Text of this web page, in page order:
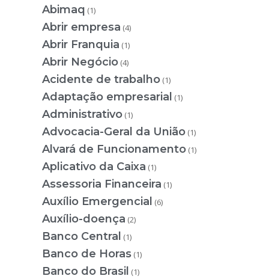
Abimaq (1)
Abrir empresa (4)
Abrir Franquia (1)
Abrir Negócio (4)
Acidente de trabalho (1)
Adaptação empresarial (1)
Administrativo (1)
Advocacia-Geral da União (1)
Alvará de Funcionamento (1)
Aplicativo da Caixa (1)
Assessoria Financeira (1)
Auxílio Emergencial (6)
Auxílio-doença (2)
Banco Central (1)
Banco de Horas (1)
Banco do Brasil (1)